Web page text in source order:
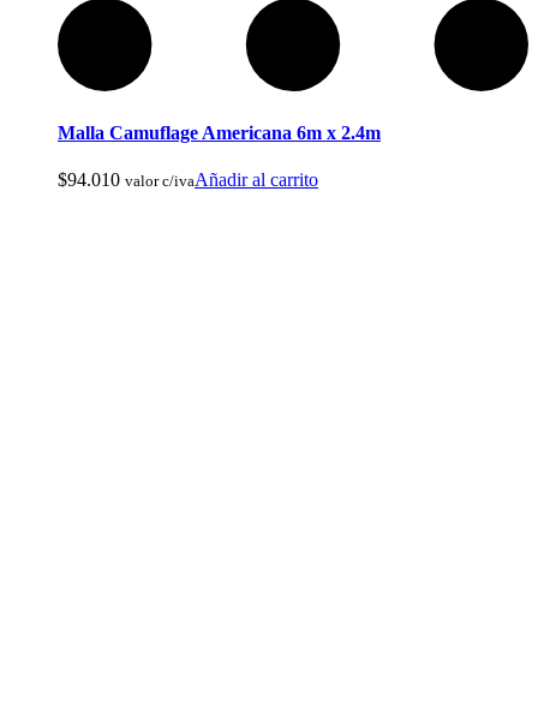
Malla Camuflage Americana 6m x 2.4m
$94.010 valor c/ivaAñadir al carrito